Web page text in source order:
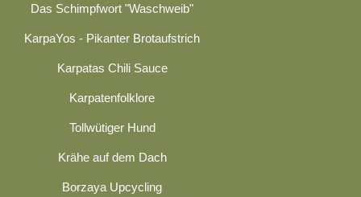
Das Schimpfwort "Waschweib"
KarpaYos - Pikanter Brotaufstrich
Karpatas Chili Sauce
Karpatenfolklore
Tollwütiger Hund
Krähe auf dem Dach
Borzaya Upcycling